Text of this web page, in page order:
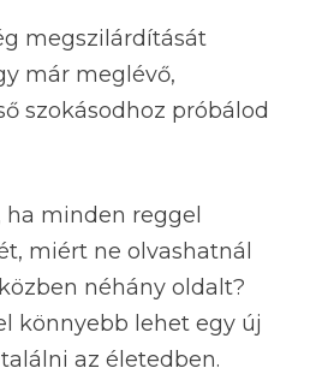
megszilárdítását
már meglévő,
szokásodhoz próbálod
ha minden reggel
miért ne olvashatnál
néhány oldalt?
könnyebb lehet egy új
az életedben.